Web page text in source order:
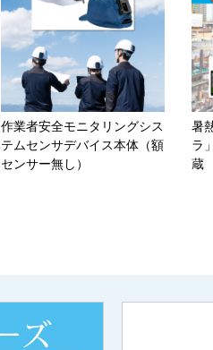
作業者安全モニタリングシス
テムセンサデバイス本体（額
センサー無し）
暑
ラ
蔵